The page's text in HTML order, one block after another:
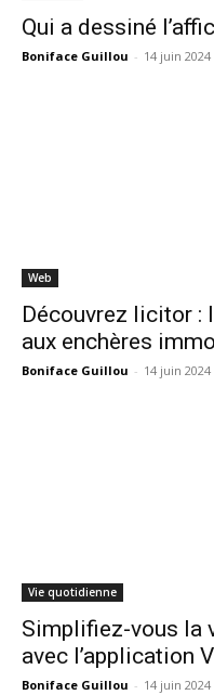
Qui a dessiné
Boniface Guillou - 14 juin 2024
Web
Découvrez licitor :
aux enchères
Boniface Guillou - 14 juin 2024
Vie quotidienne
Simplifiez-vous la
avec l’application
Boniface Guillou - 14 juin 2024